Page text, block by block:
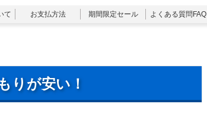
て お支払方法 期間限定セール よくある質問FAQ
りが安い！